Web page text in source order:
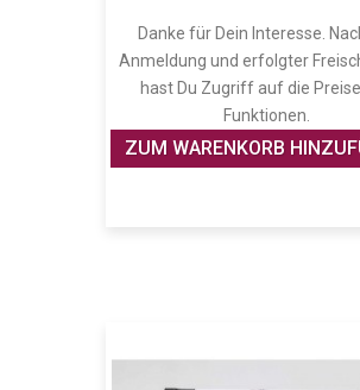
Danke für Dein Interesse.
Anmeldung und erfolgter
hast Du Zugriff auf die
Funktionen.
ZUM WARENKORB